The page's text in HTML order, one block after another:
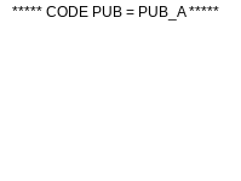
***** CODE PUB = PUB_A *****